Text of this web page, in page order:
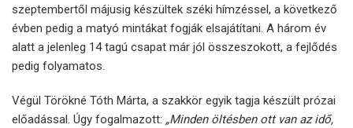
szeptembertől májusig készültek széki hímzéssel, a következő
évben pedig a matyó mintákat fogják elsajátítani. A három év
alatt a jelenleg 14 tagú csapat már jól összeszokott, a fejlődés
pedig folyamatos.
Végül Törökné Tóth Márta, a szakkör egyik tagja készült prózai
előadással. Úgy fogalmazott: „Minden öltésben ott van az idő,